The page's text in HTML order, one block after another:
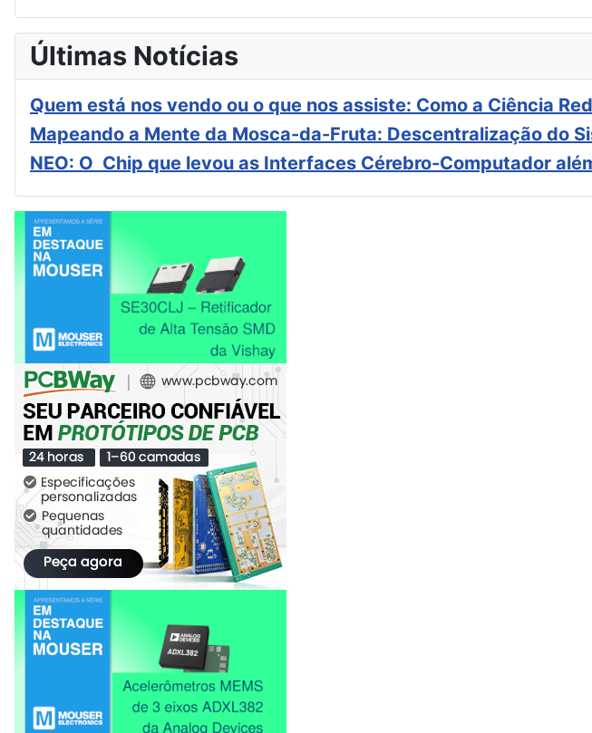
Últimas Notícias
Quem está nos vendo ou o que nos assiste: Como a Ciência
Mapeando a Mente da Mosca-da-Fruta: Descentralização do
NEO: O Chip que levou as Interfaces Cérebro-Computador